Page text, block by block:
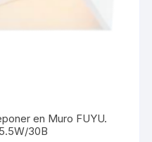
en Muro FUYU.
30B